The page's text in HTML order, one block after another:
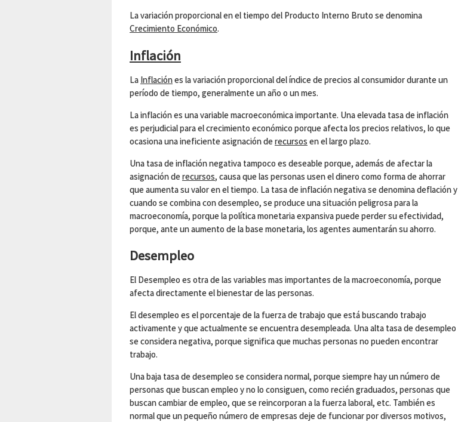
La variación proporcional en el tiempo del Producto Interno Bruto se denomina
Crecimiento Económico.
Inflación
La Inflaciónes la variación proporcional del índice de precios al consumidor durante un
período de tiempo, generalmente un año o un mes.
La inflación es una variable macroeconómica importante. Una elevada tasa de inflación
es perjudicial para el crecimiento económico porque afecta los precios relativos, lo que
ocasiona una ineficiente asignación derecursos en el largo plazo.
Una tasa de inflación negativa tampoco es deseable porque, además de afectar la
asignación derecursos, causa que las personas usen el dinero como forma de ahorrar
que aumenta su valor en el tiempo. La tasa de inflación negativa se denomina deflación y
cuando se combina con desempleo, se produce una situación peligrosa para la
macroeconomía, porque la política monetaria expansiva puede perder su efectividad,
porque, ante un aumento de la base monetaria, los agentes aumentarán su ahorro.
Desempleo
El Desempleo es otra de las variables mas importantes de la macroeconomía, porque
afecta directamente el bienestar de las personas.
El desempleo es el porcentaje de la fuerza de trabajo que está buscando trabajo
activamente y que actualmente se encuentra desempleada. Una alta tasa de desempleo
se considera negativa, porque significa que muchas personas no pueden encontrar
trabajo.
Una baja tasa de desempleo se considera normal, porque siempre hay un número de
personas que buscan empleo y no lo consiguen, como recién graduados, personas que
buscan cambiar de empleo, que se reincorporan a la fuerza laboral, etc. También es
normal que un pequeño número de empresas deje de funcionar por diversos motivos,